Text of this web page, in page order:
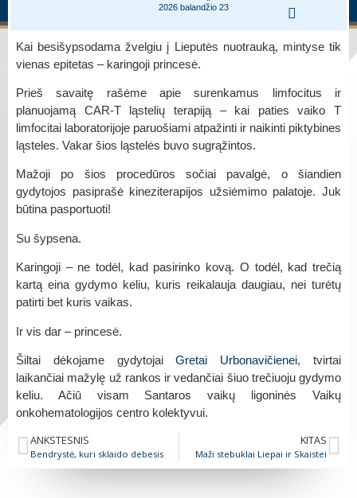
2026 balandžio 23
Kai besišypsodama žvelgiu į Lieputės nuotrauką, mintyse tik
vienas epitetas – karingoji princesė.
Prieš savaitę rašėme apie surenkamus limfocitus ir
planuojamą CAR-T ląstelių terapiją – kai paties vaiko T
limfocitai laboratorijoje paruošiami atpažinti ir naikinti piktybines
ląsteles. Vakar šios ląstelės buvo sugrąžintos.
Mažoji po šios procedūros sočiai pavalgė, o šiandien
gydytojos pasiprašė kineziterapijos užsiėmimo palatoje. Juk
būtina pasportuoti!
Su šypsena.
Karingoji – ne todėl, kad pasirinko kovą. O todėl, kad trečią
kartą eina gydymo keliu, kuris reikalauja daugiau, nei turėtų
patirti bet kuris vaikas.
Ir vis dar – princesė.
Šiltai dėkojame gydytojaiGretai Urbonavičienei, tvirtai
laikančiai mažylę už rankos ir vedančiai šiuo trečiuoju gydymo
keliu. Ačiū visam Santaros vaikų ligoninės Vaikų
onkohematologijos centro kolektyvui.
ANKSTESNIS
Bendrystė, kuri sklaido debesis
KITAS
Maži stebuklai Liepai ir Skaistei